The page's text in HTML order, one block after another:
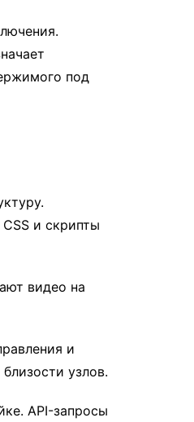
под
и скрипты
видео на
и
узлов.
API-запросы